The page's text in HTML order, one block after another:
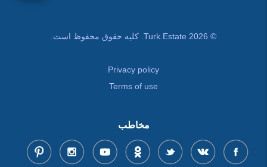
© Turk.Estate 2026. کلیه حقوق محفوظ است.
Privacy policy
Terms of use
مخاطب